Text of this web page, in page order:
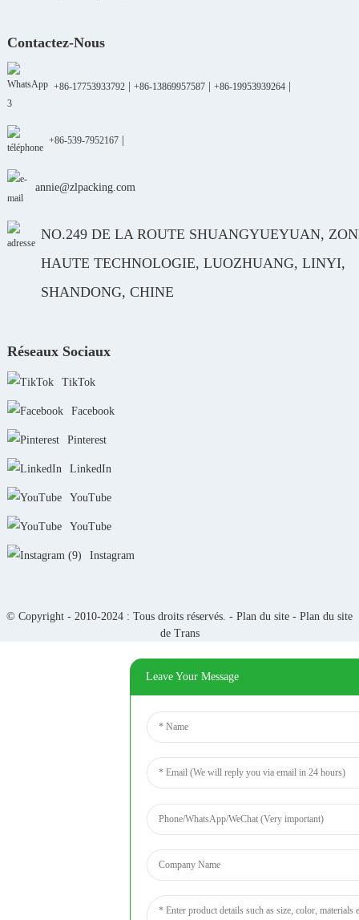
Contactez-Nous
+86-17753933792| +86-13869957587| +86-19953939264|
+86-539-7952167|
annie@zlpacking.com
NO.249 DE LA ROUTE SHUANGYUEYUAN,
HAUTE TECHNOLOGIE, LUOZHUANG, LINYI,
SHANDONG, CHINE
Réseaux Sociaux
TikTok
Facebook
Pinterest
LinkedIn
YouTube
YouTube
Instagram
© Copyright - 2010-2024 : Tous droits réservés. - Plan du site - Plan du site
de Trans
Leave Your Message